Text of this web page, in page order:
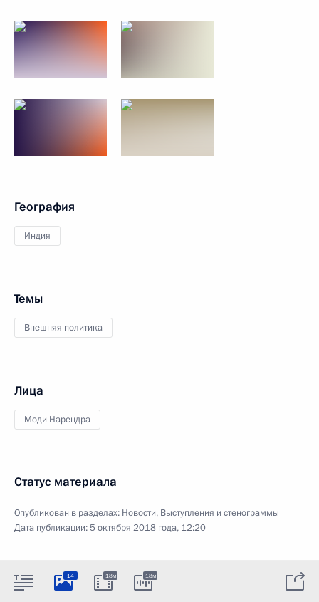
География
Индия
Темы
Внешняя политика
Лица
Моди Нарендра
Статус материала
Опубликован в разделах: Новости, Выступления и стенограммы
Дата публикации:5 октября 2018 года, 12:20
14 18м 18м